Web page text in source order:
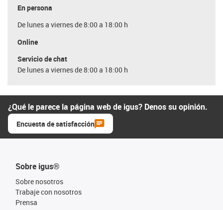
En persona
De lunes a viernes de 8:00 a 18:00 h
Online
Servicio de chat
De lunes a viernes de 8:00 a 18:00 h
¿Qué le parece la página web de igus? Denos su opinión.
Encuesta de satisfacción
Sobre igus®
Sobre nosotros
Trabaje con nosotros
Prensa